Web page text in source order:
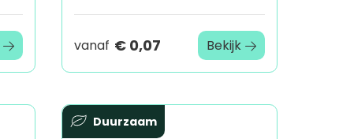
vanaf € 0,07 Bekijk
Duurzaam